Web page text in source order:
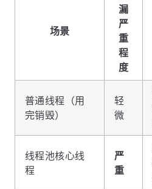
场景
漏
严
重
程
度
普通线程（用
完销毁）
轻
微
线程池核心线
程
严
重